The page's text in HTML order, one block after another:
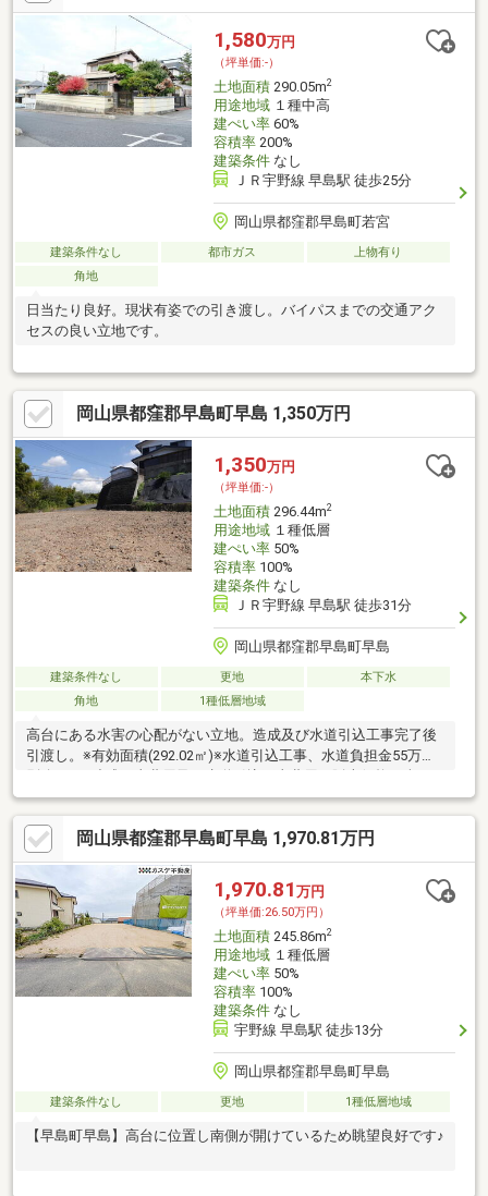
1,580万円
（坪単価:-）
土地面積290.05m2
用途地域１種中高
建ぺい率60%
容積率200%
建築条件なし
ＪＲ宇野線 早島駅 徒歩25分
岡山県都窪郡早島町若宮
建築条件なし 都市ガス
上物有り
角地
日当たり良好。現状有姿での引き渡し。バイパスまでの交通アク
セスの良い立地です。
岡山県都窪郡早島町早島 1,350万円
1,350万円
（坪単価:-）
土地面積296.44m2
用途地域１種低層
建ぺい率50%
容積率100%
建築条件なし
ＪＲ宇野線 早島駅 徒歩31分
岡山県都窪郡早島町早島
建築条件なし 更地
本下水
角地
1種低層地域
高台にある水害の心配がない立地。造成及び水道引込工事完了後
引渡し。※有効面積(292.02㎡)※水道引込工事、水道負担金55万円
れます。
岡山県都窪郡早島町早島 1,970.81万円
1,970.81 万円
（坪単価:26.50万円）
土地面積245.86m2
用途地域１種低層
建ぺい率50%
容積率100%
建築条件なし
宇野線 早島駅 徒歩13分
岡山県都窪郡早島町早島
建築条件なし 更地 1種低層地域
【早島町早島】高台に位置し南側が開けているため眺望良好です♪